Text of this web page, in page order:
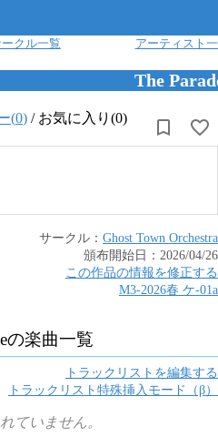
クル一覧 アーティスト
The
(0) / お気に入り(0)
サークル： Ghost Town Orchestra
頒布開始日： 2026/04/26
この作品の情報を修正する
M3-2026春 ケ-01a
の楽曲一覧
トラックリストを編集する
トラックリスト特殊挿入モード（β）
ていません。